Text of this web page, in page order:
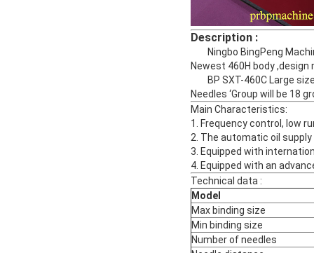
Description :
Ningbo BingPeng
Newest 460H body
BP SXT-460C Large
Needles ‘Group will be 18
Main Characteristics:
1. Frequency control, low
2. The automatic oil
3. Equipped with
4. Equipped with an
Technical data :
Model
Max binding size
Min binding size
Number of needles